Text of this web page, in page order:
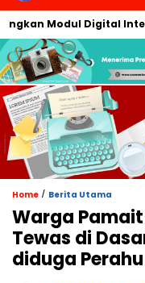
Modul Digital
Home / Berita Utama
Warga
Tewas di
diduga